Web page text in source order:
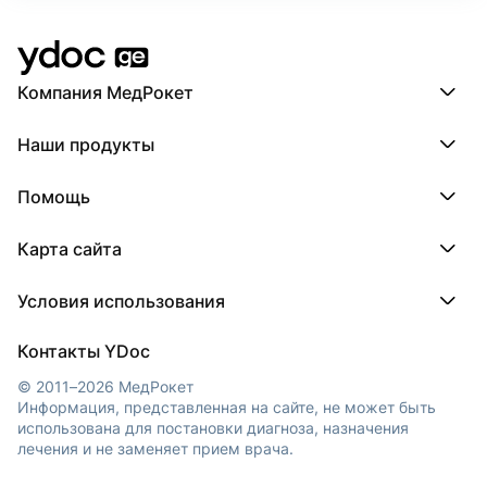
2011 — 2013
Врач-хирург, проктолог
Компания МедРокет
О YDoc
Наши продукты
ПроТаблетки
МедТочка
Помощь
Регистрация врача
Карта сайта
Регионы
Клиники
Условия использования
Обработка персональных данных
Контакты YDoc
© 2011–2026 МедРокет
Информация, представленная на сайте, не может быть
использована для постановки диагноза, назначения
лечения и не заменяет прием врача.